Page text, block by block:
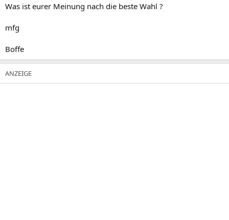
Was ist eurer Meinung nach die beste Wahl ?
mfg
Boffe